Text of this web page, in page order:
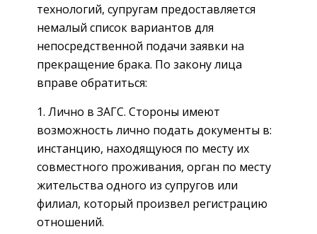
технологий, супругам предоставляется
немалый список вариантов для
непосредственной подачи заявки на
прекращение брака. По закону лица
вправе обратиться:
Лично в ЗАГС. Стороны имеют
возможность лично подать документы в:
инстанцию, находящуюся по месту их
совместного проживания, орган по месту
жительства одного из супругов или
филиал, который произвел регистрацию
отношений.